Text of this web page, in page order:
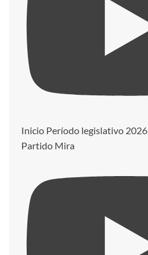
Inicio Período legislativo
Partido Mira